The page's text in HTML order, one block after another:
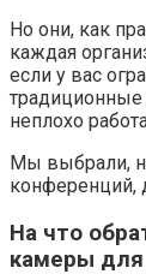
Но они, как
каждая
если у вас
традиционные
неплохо
Мы выбрали,
конференций,
На что
камеры